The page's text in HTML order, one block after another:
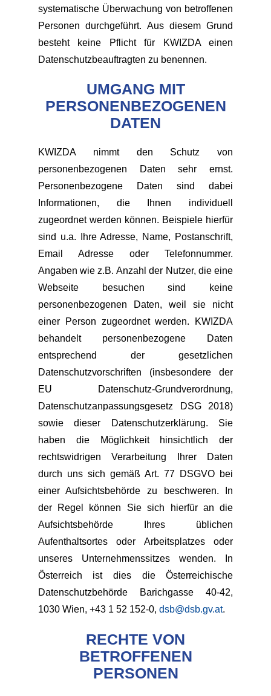
systematische Überwachung von betroffenen
Personen durchgeführt. Aus diesem Grund
besteht keine Pflicht für KWIZDA einen
Datenschutzbeauftragten zu benennen.
UMGANG MIT
PERSONENBEZOGENEN
DATEN
KWIZDA nimmt den Schutz von
personenbezogenen Daten sehr ernst.
Personenbezogene Daten sind dabei
Informationen, die Ihnen individuell
zugeordnet werden können. Beispiele hierfür
sind u.a. Ihre Adresse, Name, Postanschrift,
Email Adresse oder Telefonnummer.
Angaben wie z.B. Anzahl der Nutzer, die eine
Webseite besuchen sind keine
personenbezogenen Daten, weil sie nicht
einer Person zugeordnet werden. KWIZDA
behandelt personenbezogene Daten
entsprechend der gesetzlichen
Datenschutzvorschriften (insbesondere der
EU Datenschutz-Grundverordnung,
Datenschutzanpassungsgesetz DSG 2018)
sowie dieser Datenschutzerklärung. Sie
haben die Möglichkeit hinsichtlich der
rechtswidrigen Verarbeitung Ihrer Daten
durch uns sich gemäß Art. 77 DSGVO bei
einer Aufsichtsbehörde zu beschweren. In
der Regel können Sie sich hierfür an die
Aufsichtsbehörde Ihres üblichen
Aufenthaltsortes oder Arbeitsplatzes oder
unseres Unternehmenssitzes wenden. In
Österreich ist dies die Österreichische
Datenschutzbehörde Barichgasse 40-42,
1030 Wien, +43 1 52 152-0, dsb@dsb.gv.at.
RECHTE VON
BETROFFENEN
PERSONEN